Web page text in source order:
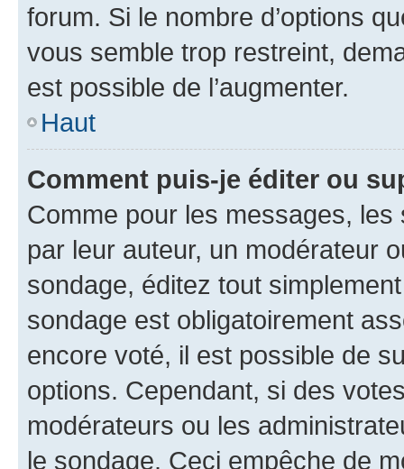
forum. Si le nombre d’options
vous semble trop restreint,
est possible de l’augmenter.
Haut
Comment puis-je éditer ou
Comme pour les messages,
par leur auteur, un modérateur
sondage, éditez tout
sondage est obligatoirement
encore voté, il est possible de
options. Cependant, si des
modérateurs ou les
le sondage. Ceci empêche de